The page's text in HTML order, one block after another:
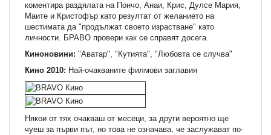
коментира раздялата на Пончо, Анаи, Крис, Дулсе Мария,
Маите и Кристофър като резултат от желанието на
шестимата да "продължат своето израстване" като
личности. БРАВО провери как се справят досега.
Киноновини: "Аватар", "Кутията", "Любовта се случва"
Кино 2010: Най-очакваните филмови заглавия
Някои от тях очакваш от месеци, за други вероятно ще
чуеш за първи път, но това не означава, че заслужават по-